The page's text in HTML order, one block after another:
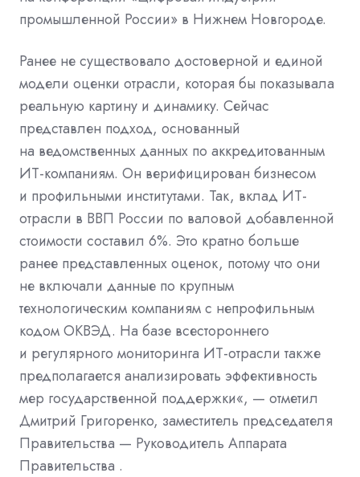
промышленной России» в Нижнем Новгороде.
Ранее не существовало достоверной и единой
модели оценки отрасли, которая бы показывала
реальную картину и динамику. Сейчас
представлен подход, основанный
на ведомственных данных по аккредитованным
ИТ-компаниям. Он верифицирован бизнесом
и профильными институтами. Так, вклад ИТ-
отрасли в ВВП России по валовой добавленной
стоимости составил 6%. Это кратно больше
ранее представленных оценок, потому что они
не включали данные по крупным
технологическим компаниям с непрофильным
кодом ОКВЭД. На базе всестороннего
и регулярного мониторинга ИТ-отрасли также
предполагается анализировать эффективность
мер государственной поддержки«, — отметил
Дмитрий Григоренко, заместитель председателя
Правительства — Руководитель Аппарата
Правительства .